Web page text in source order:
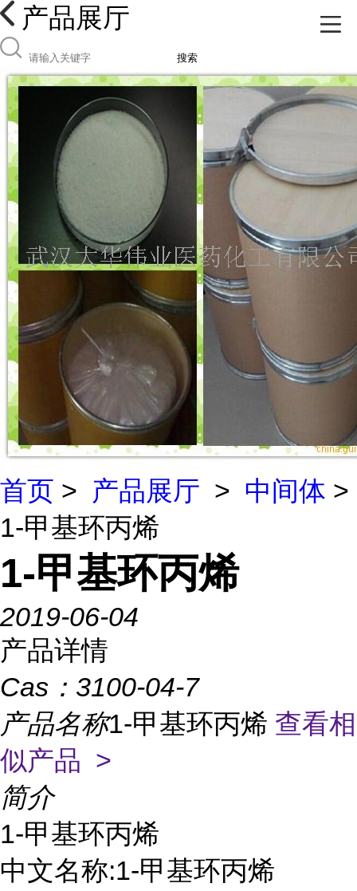
产品展厅
搜索
首页 > 产品展厅 > 中间体 >
1-甲基环丙烯
1-甲基环丙烯
2019-06-04
产品详情
Cas： 3100-04-7
产品名称1-甲基环丙烯 查看相
似产品 >
简介
1-甲基环丙烯
中文名称:1-甲基环丙烯